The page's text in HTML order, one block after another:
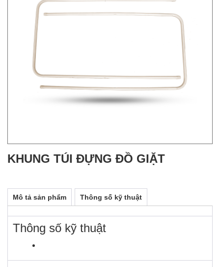
KHUNG TÚI ĐỰNG ĐỒ GIẶT
Mô tả sản phẩm Thông số kỹ thuật
Thông số kỹ thuật